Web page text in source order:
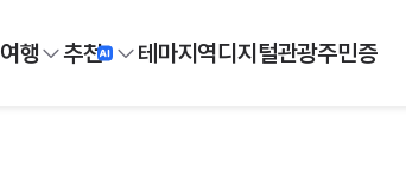
여행 추천 테마지역디지털관광주민증